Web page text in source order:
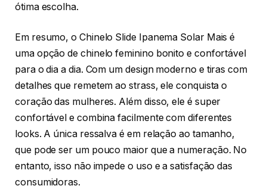
ótima escolha.
Em resumo, o Chinelo Slide Ipanema Solar Mais é
uma opção de chinelo feminino bonito e confortável
para o dia a dia. Com um design moderno e tiras com
detalhes que remetem ao strass, ele conquista o
coração das mulheres. Além disso, ele é super
confortável e combina facilmente com diferentes
looks. A única ressalva é em relação ao tamanho,
que pode ser um pouco maior que a numeração. No
entanto, isso não impede o uso e a satisfação das
consumidoras.